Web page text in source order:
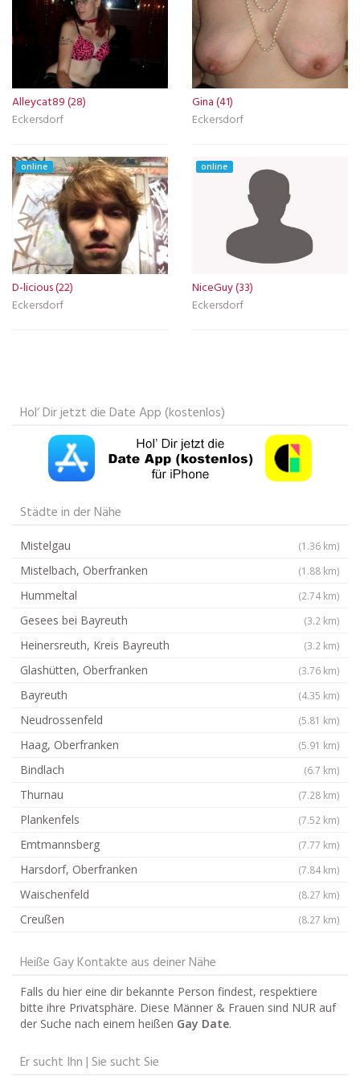
Alleycat89 (28)
Eckersdorf
Gina (41)
Eckersdorf
online
D-licious (22)
Eckersdorf
online
NiceGuy (33)
Eckersdorf
Hol‘ Dir jetzt die Date App (kostenlos)
Städte in der Nähe
Mistelgau (1.36 km)
Mistelbach, Oberfranken (1.88 km)
Hummeltal (2.74 km)
Gesees bei Bayreuth (3.2 km)
Heinersreuth, Kreis Bayreuth (3.2 km)
Glashütten, Oberfranken (3.76 km)
Bayreuth (4.35 km)
Neudrossenfeld (5.81 km)
Haag, Oberfranken (5.91 km)
Bindlach (6.7 km)
Thurnau (7.28 km)
Plankenfels (7.52 km)
Emtmannsberg (7.77 km)
Harsdorf, Oberfranken (7.84 km)
Waischenfeld (8.27 km)
Creußen (8.27 km)
Heiße Gay Kontakte aus deiner Nähe
Falls du hier eine dir bekannte Person findest, respektiere
bitte ihre Privatsphäre. Diese Männer & Frauen sind NUR auf
der Suche nach einem heißen Gay Date.
Er sucht Ihn | Sie sucht Sie